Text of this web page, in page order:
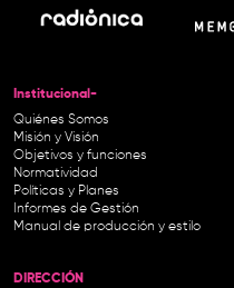
Institucional-
Quiénes Somos
Misión y Visión
Objetivos y funciones
Normatividad
Políticas y Planes
Informes de Gestión
Manual de producción y estilo
DIRECCIÓN